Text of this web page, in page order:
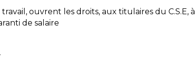
ouvrent les droits, aux titulaires du C.S.E, à
de salaire